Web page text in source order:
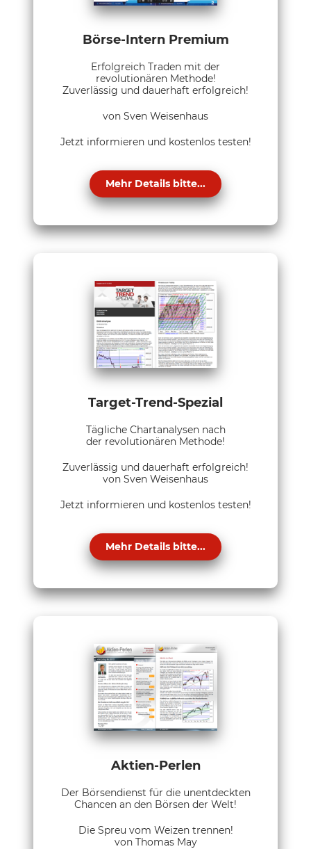
Börse-Intern Premium
Erfolgreich Traden mit der
revolutionären Methode!
Zuverlässig und dauerhaft erfolgreich!
von Sven Weisenhaus
Jetzt informieren und kostenlos testen!
Mehr Details bitte...
Target-Trend-Spezial
Tägliche Chartanalysen nach
der revolutionären Methode!
Zuverlässig und dauerhaft erfolgreich!
von Sven Weisenhaus
Jetzt informieren und kostenlos testen!
Mehr Details bitte...
Aktien-Perlen
Der Börsendienst für die unentdeckten
Chancen an den Börsen der Welt!
Die Spreu vom Weizen trennen!
von Thomas May